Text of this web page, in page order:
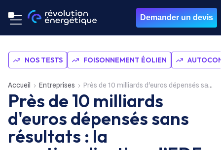
Demander un devis
NOS TESTS FOISONNEMENT ÉOLIEN
Accueil Entreprises Près de 10 milliards d'euros dépensés sans résultats : la renationalisation d’EDF critiquée par la Cour des comptes
Près de 10 milliards
d'euros dépensés sans
résultats : la